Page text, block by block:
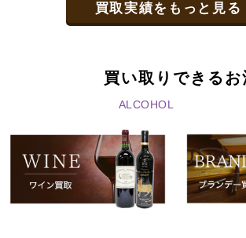
買取実績をもっと見る
買い取りできるお
ALCOHOL